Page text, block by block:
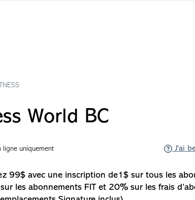
World BC
ligne uniquement J'ai
99$ avec une inscription de1$ sur tous les
les abonnements FIT et 20% sur les frais